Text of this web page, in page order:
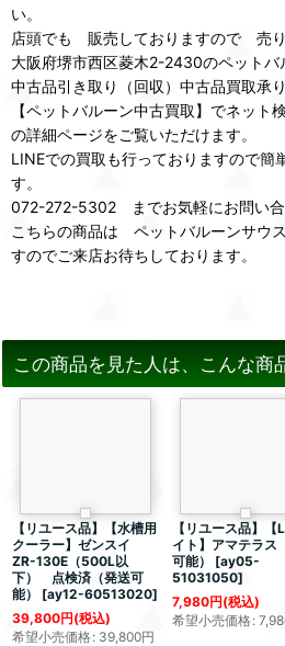
い。
店頭でも 販売しておりますので 売
大阪府堺市西区菱木2-2430のペットバ
中古品引き取り（回収）中古品買取承り
【ペットバルーン中古買取】でネット
の詳細ページをご覧いただけます。
LINEでの買取も行っておりますので簡
す。
072-272-5302 までお気軽にお問い合
こちらの商品は ペットバルーンサウ
すのでご来店お待ちしております。
この商品を見た人は、こんな商
【リユース品】【水槽用
クーラー】ゼンスイ
ZR-130E（500L以
下） 点検済（発送可
能）
[ay12-60513020]
39,800円(税込)
希望小売価格: 39,800円
【リユース品】【
イト】アマテラス
可能）
[ay05-
51031050]
7,980円(税込)
希望小売価格: